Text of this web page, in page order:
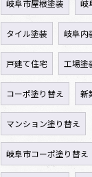
岐阜市屋根塗装 岐
タイル塗装 岐阜内
戸建て住宅 工場塗
コーポ塗り替え 新
マンション塗り替え
岐阜市コーポ塗り替え